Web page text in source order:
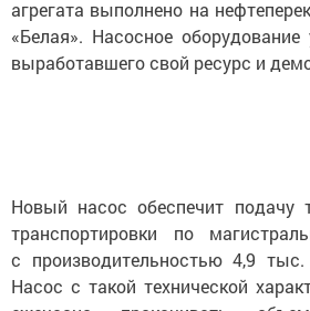
агрегата выполнено на
«Белая». Насосное оборудование
выработавшего свой ресурс и
Новый насос обеспечит подачу
транспортировки по
с производительностью 4,9
Насос с такой технической